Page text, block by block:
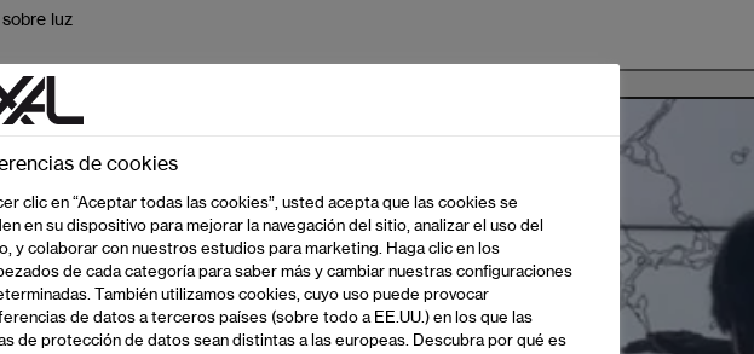
luz
de cookies
clic en “Aceptar todas las cookies”, usted acepta que las cookies se
en su dispositivo para mejorar la navegación del sitio, analizar el uso del
y colaborar con nuestros estudios para marketing. Haga clic en los
de cada categoría para saber más y cambiar nuestras configuraciones
También utilizamos cookies, cuyo uso puede provocar
de datos a terceros países (sobre todo a EE.UU.) en los que las
de protección de datos sean distintas a las europeas. Descubra por qué es